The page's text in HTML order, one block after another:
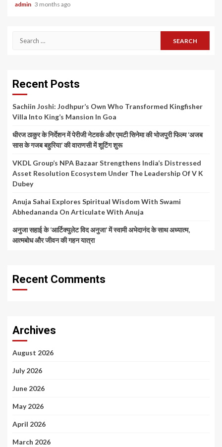
admin 3 months ago
Search
Recent Posts
Sachiin Joshi: Jodhpur’s Own Who Transformed Kingfisher
Villa Into King’s Mansion In Goa
धीरज ठाकुर के निर्देशन में पेरीजी नेटवर्क और एमटी सिनेमा की भोजपुरी फिल्म ‘अजब
सास के गजब बहुरिया’ की वाराणसी में शूटिंग शुरू
VKDL Group’s NPA Bazaar Strengthens India’s Distressed
Asset Resolution Ecosystem Under The Leadership Of V K
Dubey
Anuja Sahai Explores Spiritual Wisdom With Swami
Abhedananda On Articulate With Anuja
अनुजा सहाई के ‘आर्टिक्युलेट विद अनुजा’ में स्वामी अभेदानंद के साथ अध्यात्म,
आत्मबोध और जीवन की गहन यात्रा
Recent Comments
Archives
August 2026
July 2026
June 2026
May 2026
April 2026
March 2026